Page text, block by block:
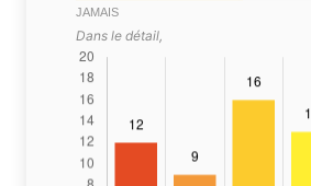
JAMAIS
Dans le détail,